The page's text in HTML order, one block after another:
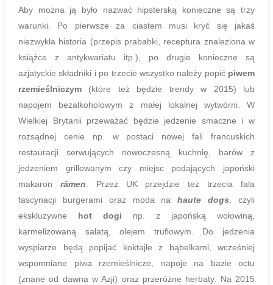
Aby można ją było nazwać hipsterską konieczne są trzy
warunki. Po pierwsze za ciastem musi kryć się jakaś
niezwykła historia (przepis prababki, receptura znaleziona w
książce z antykwariatu itp.), po drugie konieczne są
azjatyckie składniki i po trzecie wszystko należy popić piwem
rzemieślniczym (które też będzie trendy w 2015) lub
napojem bezalkoholowym z małej lokalnej wytwórni. W
Wielkiej Brytanii przeważać będzie jedzenie smaczne i w
rozsądnej cenie np. w postaci nowej fali francuskich
restauracji serwujących nowoczesną kuchnię, barów z
jedzeniem grillowanym czy miejsc podających japoński
makaron rāmen. Przez UK przejdzie też trzecia fala
fascynacji burgerami oraz moda nahaute dogs, czyli
ekskluzywne hot dogi np. z japońską wołowiną,
karmelizowaną sałatą, olejem truflowym. Do jedzenia
wyspiarze będą popijać koktajle z bąbelkami, wcześniej
wspomniane piwa rzemieślnicze, napoje na bazie octu
(znane od dawna w Azji) oraz przeróżne herbaty. Na 2015